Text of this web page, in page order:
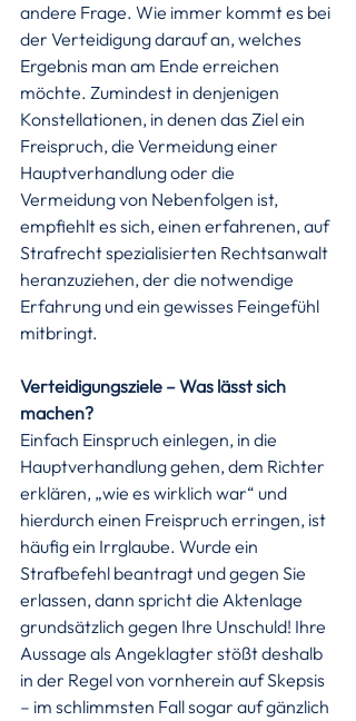
andere Frage. Wie immer kommt es bei
der Verteidigung darauf an, welches
Ergebnis man am Ende erreichen
möchte. Zumindest in denjenigen
Konstellationen, in denen das Ziel ein
Freispruch, die Vermeidung einer
Hauptverhandlung oder die
Vermeidung von Nebenfolgen ist,
empfiehlt es sich, einen erfahrenen, auf
Strafrecht spezialisierten Rechtsanwalt
heranzuziehen, der die notwendige
Erfahrung und ein gewisses Feingefühl
mitbringt.
Verteidigungsziele – Was lässt sich
machen?
Einfach Einspruch einlegen, in die
Hauptverhandlung gehen, dem Richter
erklären, „wie es wirklich war“ und
hierdurch einen Freispruch erringen, ist
häufig ein Irrglaube. Wurde ein
Strafbefehl beantragt und gegen Sie
erlassen, dann spricht die Aktenlage
grundsätzlich gegen Ihre Unschuld! Ihre
Aussage als Angeklagter stößt deshalb
in der Regel von vornherein auf Skepsis
– im schlimmsten Fall sogar auf gänzlich